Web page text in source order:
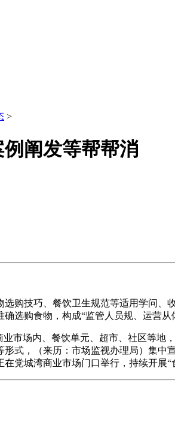
>
阐发等帮帮消
技巧、餐饮卫生规范等适用学问、
选购食物，构成“监管人员规、运营
场内、餐饮单元、超市、社区等地
式，（来历：市场监视办理局）集
党城湾商业市场门口举行，持续开展